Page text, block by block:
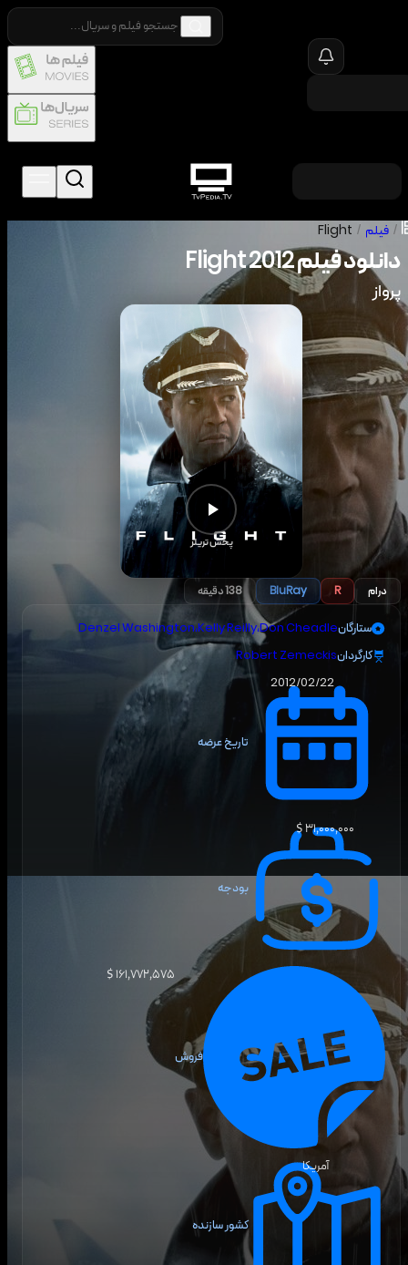
/ فیلم /
Flight
دانلود فیلم2012
Flight
پرواز
پخش تریلر
درام R
BluRay 138 دقیقه
ستارگان Denzel Washington،Kelly Reilly،Don Cheadle
کارگردانRobert Zemeckis
تاریخ عرضه
2012/02/22
بودجه
۳۱٬۰۰۰٬۰۰۰ $
فروش
۱۶۱٬۷۷۲٬۵۷۵ $
کشور سازنده
آمریکا